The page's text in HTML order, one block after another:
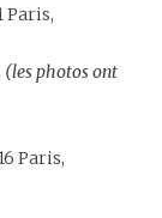
Paris,
(les photos ont
Paris,